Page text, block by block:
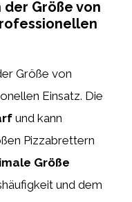
Größe von
Größe von
Einsatz. Die
und kann
Pizzabrettern
Größe
und dem